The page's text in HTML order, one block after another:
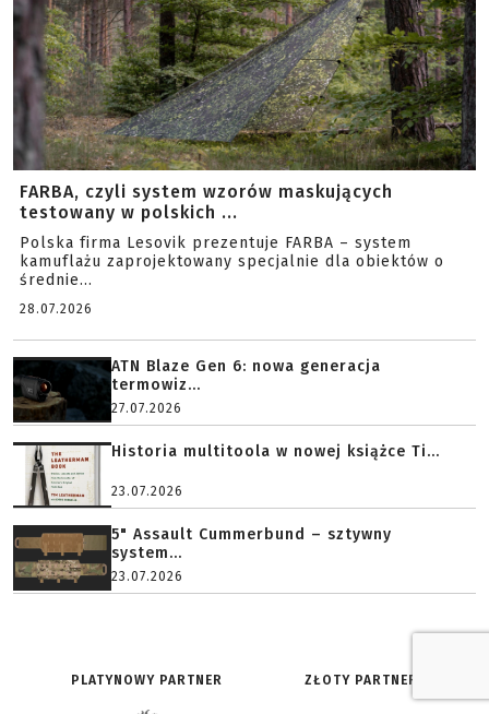
FARBA, czyli system wzorów maskujących
testowany w polskich ...
Polska firma Lesovik prezentuje FARBA – system
kamuflażu zaprojektowany specjalnie dla obiektów o
średnie...
28.07.2026
ATN Blaze Gen 6: nowa generacja
termowiz...
27.07.2026
Historia multitoola w nowej książce Ti...
23.07.2026
5" Assault Cummerbund – sztywny
system...
23.07.2026
PLATYNOWY PARTNER ZŁOTY PARTNER